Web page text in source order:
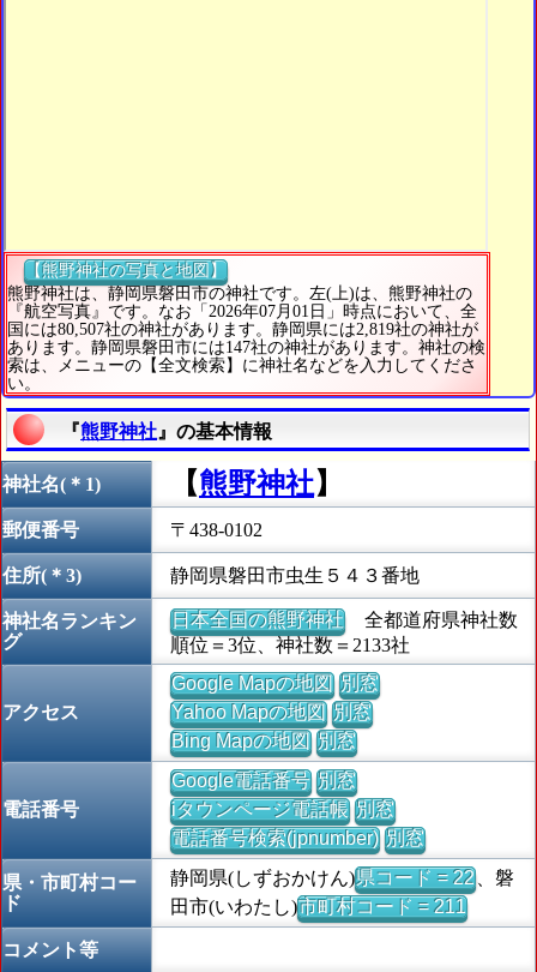
【熊野神社の写真と地図】
熊野神社は、静岡県磐田市の神社です。左(上)は、熊野神社の
『航空写真』です。なお「2026年07月01日」時点において、全
国には80,507社の神社があります。静岡県には2,819社の神社が
あります。静岡県磐田市には147社の神社があります。神社の検
索は、メニューの【全文検索】に神社名などを入力してくださ
い。
『熊野神社 』の基本情報
神社名(＊1) 【熊野神社】
郵便番号 〒438-0102
住所(＊3) 静岡県磐田市虫生５４３番地
神社名ランキン
グ
日本全国の熊野神社全都道府県神社数
順位＝3位、神社数＝2133社
アクセス
Google Mapの地図 別窓
Yahoo Mapの地図 別窓
Bing Mapの地図 別窓
電話番号
Google電話番号 別窓
iタウンページ電話帳 別窓
電話番号検索(jpnumber) 別窓
県・市町村コー
ド
静岡県(しずおかけん)県コード = 22、磐
田市(いわたし)市町村コード = 211
コメント等